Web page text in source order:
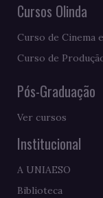
Cursos Olinda
Curso de Cinema
Curso de
Pós-Graduação
Ver cursos
Institucional
A UNIAESO
Biblioteca